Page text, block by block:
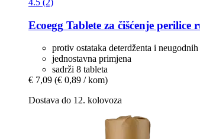
Ecoegg Tablete za čišćenje
protiv ostataka deterdženta i neugodnih
jednostavna primjena
sadrži 8 tableta
€ 7,09 (€ 0,89 / kom)
Dostava do 12. kolovoza